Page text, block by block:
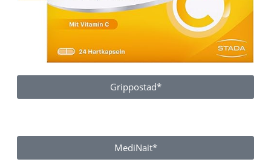
Grippostad*
MediNait*